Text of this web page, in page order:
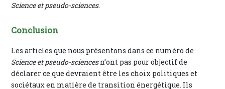
Science et pseudo-sciences.
Conclusion
Les articles que nous présentons dans ce numéro de
Science et pseudo-sciencesn’ont pas pour objectif de
déclarer ce que devraient être les choix politiques et
sociétaux en matière de transition énergétique. Ils